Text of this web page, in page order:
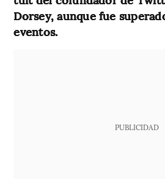
Dorsey, aunque fue
eventos.
PUBLICIDAD